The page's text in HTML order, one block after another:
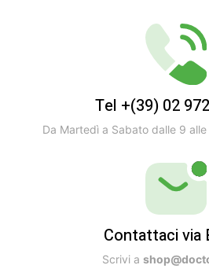
Tel +(39) 02
Da Martedì a Sabato dalle 9
Contattaci via
Scrivi a